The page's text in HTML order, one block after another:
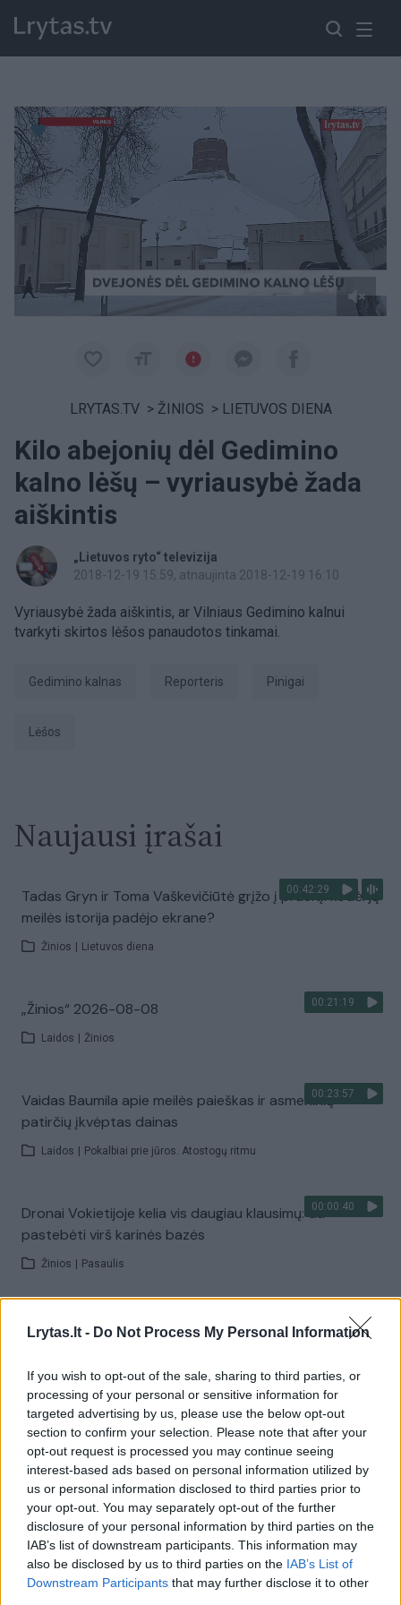
Lrytas.lt - Do Not Process My Personal Information
If you wish to opt-out of the sale, sharing to third parties, or
processing of your personal or sensitive information for
targeted advertising by us, please use the below opt-out
section to confirm your selection. Please note that after your
opt-out request is processed you may continue seeing
interest-based ads based on personal information utilized by
us or personal information disclosed to third parties prior to
your opt-out. You may separately opt-out of the further
disclosure of your personal information by third parties on the
IAB’s list of downstream participants. This information may
also be disclosed by us to third parties on the IAB’s List of
Downstream Participants that may further disclose it to other
Paremkite Ukrainą
LRYTAS.TV > ŽINIOS > LIETUVOS DIENA
Kilo abejonių dėl Gedimino
kalno lėšų – vyriausybė žada
aiškintis
„Lietuvos ryto“ televizija
2018-12-19 15:59, atnaujinta 2018-12-19 16:10
Vyriausybė žada aiškintis, ar Vilniaus Gedimino kalnui
tvarkyti skirtos lėšos panaudotos tinkamai.
Gedimino kalnas Reporteris pinigai
lėšos
Naujausi įrašai
00:42:29
Tadas Gryn ir Toma Vaškevičiūtė grįžo į praeitį: kodėl jų
meilės istorija padėjo ekrane?
Žinios Lietuvos diena
00:21:19
„Žinios“ 2026-08-08
Laidos Žinios
00:23:57
Vaidas Baumila apie meilės paieškas ir asmeninių
patirčių įkvėptas dainas
Laidos Pokalbiai prie jūros. Atostogų ritmu
00:00:40
Dronai Vokietijoje kelia vis daugiau klausimų: du
pastebėti virš karinės bazės
Žinios Pasaulis
Visi įrašai
Žiūrimiausi įrašai
00:00:30
Vaizdai iš tragiškos avarijos Vilniaus r.: dviejų moterų ir
vaiko gyvybių išgelbėti nepavyko
Žinios | Lietuvos diena
00:00:57
Savaitės vidurys nusimato karštas: temperatūra kils iki